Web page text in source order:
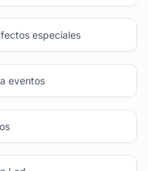
especiales
eventos